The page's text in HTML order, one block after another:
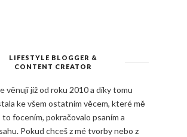
LIFESTYLE BLOGGER &
CONTENT CREATOR
věnuji již od roku 2010 a díky tomu
ke všem ostatním věcem, které mě
to focením, pokračovalo psaním a
Pokud chceš z mé tvorby nebo z